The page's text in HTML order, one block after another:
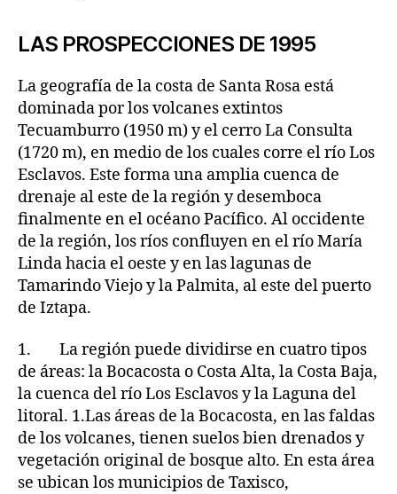
LAS PROSPECCIONES DE 1995
La geografía de la costa de Santa Rosa está
dominada por los volcanes extintos
Tecuamburro (1950 m) y el cerro La Consulta
(1720 m), en medio de los cuales corre el río Los
Esclavos. Este forma una amplia cuenca de
drenaje al este de la región y desemboca
finalmente en el océano Pacífico. Al occidente
de la región, los ríos confluyen en el río María
Linda hacia el oeste y en las lagunas de
Tamarindo Viejo y la Palmita, al este del puerto
de Iztapa.
1. La región puede dividirse en cuatro tipos
de áreas: la Bocacosta o Costa Alta, la Costa Baja,
la cuenca del río Los Esclavos y la Laguna del
litoral. 1.Las áreas de la Bocacosta, en las faldas
de los volcanes, tienen suelos bien drenados y
vegetación original de bosque alto. En esta área
se ubican los municipios de Taxisco,